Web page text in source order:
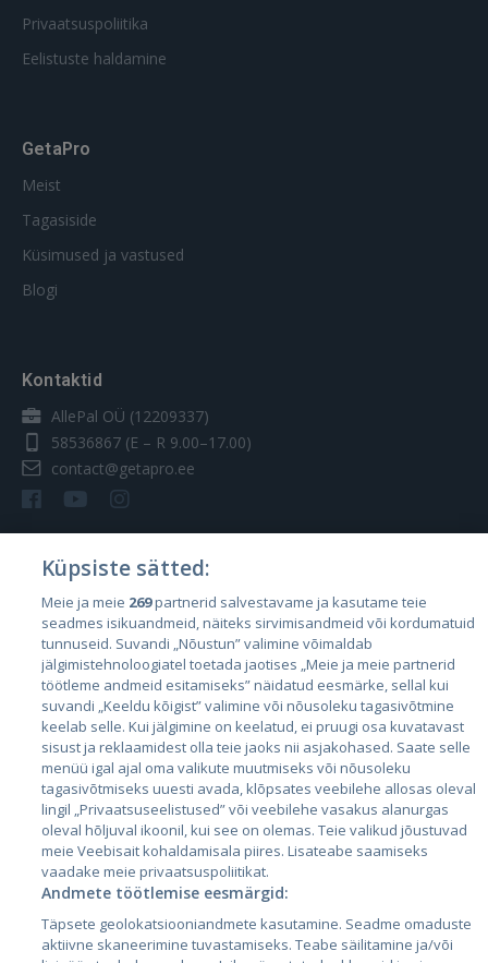
Privaatsuspoliitika
Eelistuste haldamine
GetaPro
Meist
Tagasiside
Küsimused ja vastused
Blogi
Kontaktid
AllePal OÜ (12209337)
58536867 (E – R 9.00–17.00)
contact@getapro.ee
Riigid
Eesti
Läti
Leedu
City24.lv
City24.ee
GetaPro.lv
CVbankas.lt
Kainos.lt
Paslaugos.lt
Küpsiste sätted:
Meie ja meie 269partnerid salvestavame ja kasutame teie
seadmes isikuandmeid, näiteks sirvimisandmeid või kordumatuid
tunnuseid. Suvandi „Nõustun” valimine võimaldab
jälgimistehnoloogiatel toetada jaotises „Meie ja meie partnerid
töötleme andmeid esitamiseks” näidatud eesmärke, sellal kui
suvandi „Keeldu kõigist” valimine või nõusoleku tagasivõtmine
keelab selle. Kui jälgimine on keelatud, ei pruugi osa kuvatavast
sisust ja reklaamidest olla teie jaoks nii asjakohased. Saate selle
menüü igal ajal oma valikute muutmiseks või nõusoleku
tagasivõtmiseks uuesti avada, klõpsates veebilehe allosas oleval
lingil „Privaatsuseelistused” või veebilehe vasakus alanurgas
oleval hõljuval ikoonil, kui see on olemas. Teie valikud jõustuvad
meie Veebisait kohaldamisala piires. Lisateabe saamiseks
vaadake meie privaatsuspoliitikat.
Andmete töötlemise eesmärgid:
Täpsete geolokatsiooniandmete kasutamine. Seadme omaduste
aktiivne skaneerimine tuvastamiseks. Teabe säilitamine ja/või